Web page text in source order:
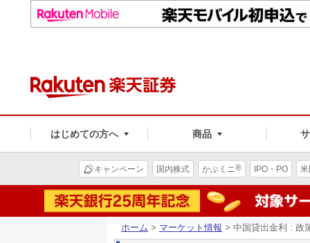
はじめての方へ 商品
キャンペーン 国内株式 かぶミニ® IPO・PO
ホーム > マーケット情報 > 中国貸出金利 : 政